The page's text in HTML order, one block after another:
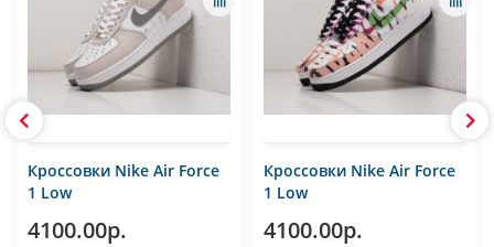
Кроссовки Nike Air Force
1 Low
4100.00р.
Кроссовки Nike Air Force
1 Low
4100.00р.